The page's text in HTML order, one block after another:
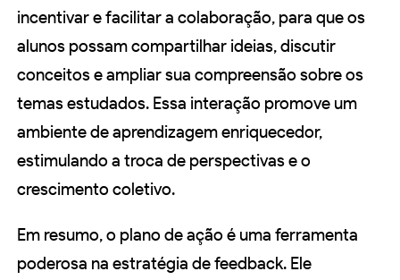
incentivar e facilitar a colaboração, para que os
alunos possam compartilhar ideias, discutir
conceitos e ampliar sua compreensão sobre os
temas estudados. Essa interação promove um
ambiente de aprendizagem enriquecedor,
estimulando a troca de perspectivas e o
crescimento coletivo.
Em resumo, o plano de ação é uma ferramenta
poderosa na estratégia de feedback. Ele